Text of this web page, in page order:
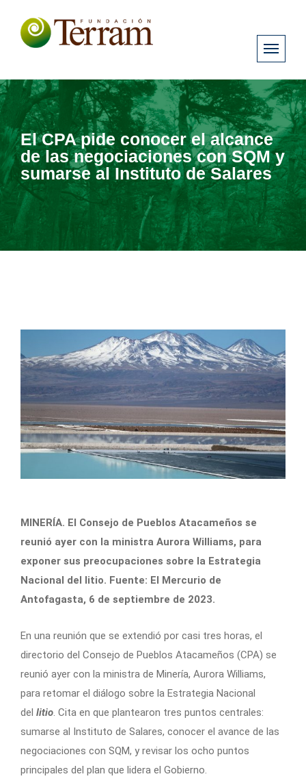
El CPA pide conocer el alcance
de las negociaciones con SQM y
sumarse al Instituto de Salares
MINERÍA. El Consejo de Pueblos Atacameños se
reunió ayer con la ministra Aurora Williams, para
exponer sus preocupaciones sobre la Estrategia
Nacional del litio. Fuente: El Mercurio de
Antofagasta, 6 de septiembre de 2023.
En una reunión que se extendió por casi tres horas, el
directorio del Consejo de Pueblos Atacameños (CPA) se
reunió ayer con la ministra de Minería, Aurora Williams,
para retomar el diálogo sobre la Estrategia Nacional
del litio. Cita en que plantearon tres puntos centrales:
sumarse al Instituto de Salares, conocer el avance de las
negociaciones con SQM, y revisar los ocho puntos
principales del plan que lidera el Gobierno.